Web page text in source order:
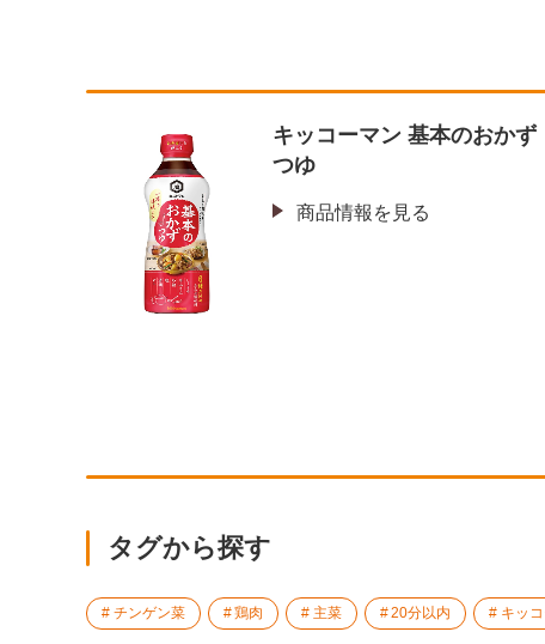
キッコーマン 基本のおかず
つゆ
商品情報を見る
タグから探す
チンゲン菜 鶏肉 主菜 20分以内 キッ